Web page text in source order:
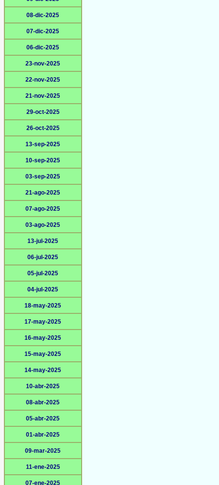
08-dic-2025
07-dic-2025
06-dic-2025
23-nov-2025
22-nov-2025
21-nov-2025
29-oct-2025
26-oct-2025
13-sep-2025
10-sep-2025
03-sep-2025
21-ago-2025
07-ago-2025
03-ago-2025
13-jul-2025
06-jul-2025
05-jul-2025
04-jul-2025
18-may-2025
17-may-2025
16-may-2025
15-may-2025
14-may-2025
10-abr-2025
08-abr-2025
05-abr-2025
01-abr-2025
09-mar-2025
11-ene-2025
07-ene-2025